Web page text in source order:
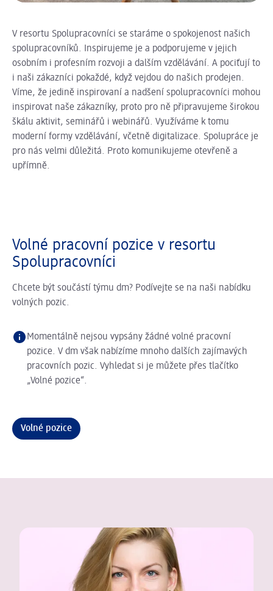
V resortu Spolupracovníci se staráme o spokojenost našich
spolupracovníků. Inspirujeme je a podporujeme v jejich
osobním i profesním rozvoji a dalším vzdělávání. A pociťují to
i naši zákazníci pokaždé, když vejdou do našich prodejen.
Víme, že jedině inspirovaní a nadšení spolupracovníci mohou
inspirovat naše zákazníky, proto pro ně připravujeme širokou
škálu aktivit, seminářů i webinářů. Využíváme k tomu
moderní formy vzdělávání, včetně digitalizace. Spolupráce je
pro nás velmi důležitá. Proto komunikujeme otevřeně a
upřímně.
Volné pracovní pozice v resortu
Spolupracovníci
Chcete být součástí týmu dm? Podívejte se na naši nabídku
volných pozic.
Momentálně nejsou vypsány žádné volné pracovní
pozice. V dm však nabízíme mnoho dalších zajímavých
pracovních pozic. Vyhledat si je můžete přes tlačítko
„Volné pozice“.
Volné pozice